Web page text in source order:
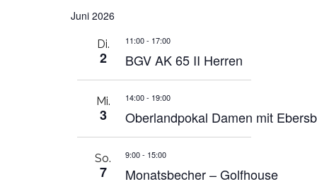
Juni 2026
Di.
2
11:00- 17:00
BGV AK 65 II Herren
Mi.
3
14:00- 19:00
Oberlandpokal Damen mit
So.
7
9:00- 15:00
Monatsbecher – Golfhouse